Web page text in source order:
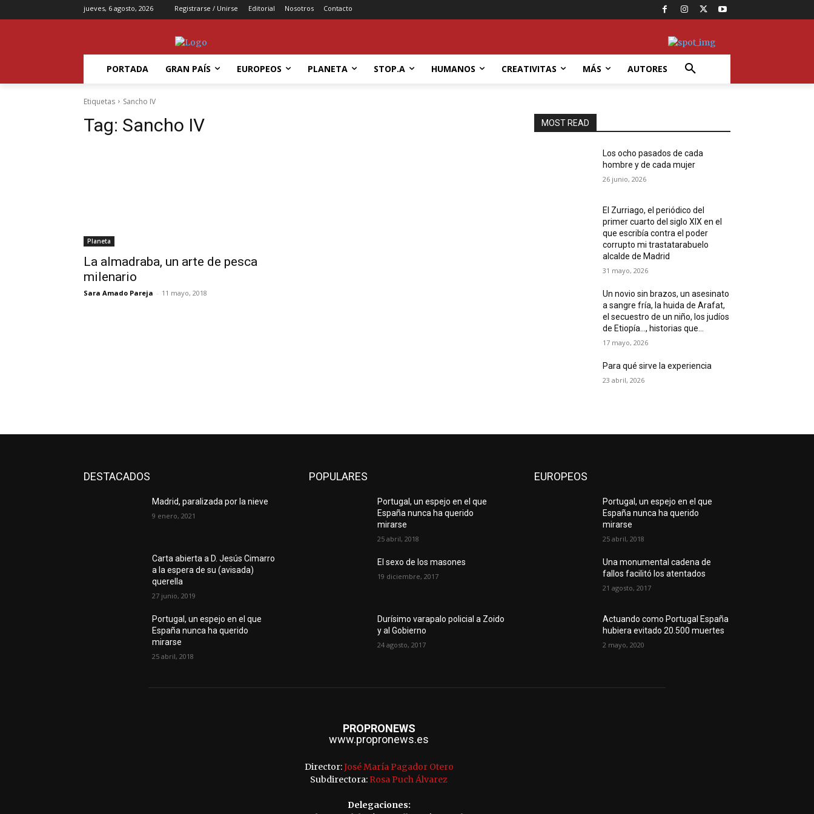
jueves, 6 agosto, 2026 Registrarse / Unirse Editorial Nosotros Contacto
PORTADA GRAN PAÍS EUROPEOS PLANETA STOP.A HUMANOS CREATIVITAS MÁS AUTORES
Etiquetas Sancho IV
Tag: Sancho IV
Planeta
La almadraba, un arte de pesca
milenario
Sara Amado Pareja - 11 mayo, 2018
MOST READ
Los ocho pasados de cada
hombre y de cada mujer
26 junio, 2026
El Zurriago, el periódico del
primer cuarto del siglo XIX en el
que escribía contra el poder
corrupto mi trastatarabuelo
alcalde de Madrid
31 mayo, 2026
Un novio sin brazos, un asesinato
a sangre fría, la huida de Arafat,
el secuestro de un niño, los judíos
de Etiopía…, historias que...
17 mayo, 2026
Para qué sirve la experiencia
23 abril, 2026
DESTACADOS
Madrid, paralizada por la nieve
9 enero, 2021
Carta abierta a D. Jesús Cimarro
a la espera de su (avisada)
querella
27 junio, 2019
Portugal, un espejo en el que
España nunca ha querido
mirarse
25 abril, 2018
POPULARES
Portugal, un espejo en el que
España nunca ha querido
mirarse
25 abril, 2018
El sexo de los masones
19 diciembre, 2017
Durísimo varapalo policial a Zoido
y al Gobierno
24 agosto, 2017
EUROPEOS
Portugal, un espejo en el que
España nunca ha querido
mirarse
25 abril, 2018
Una monumental cadena de
fallos facilitó los atentados
21 agosto, 2017
Actuando como Portugal España
hubiera evitado 20.500 muertes
2 mayo, 2020
PROPRONEWS
www.propronews.es
Director:José María Pagador Otero
Subdirectora: Rosa Puch Álvarez
Delegaciones: